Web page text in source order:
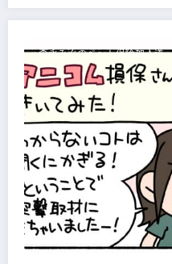
森永みぐのペット保険加入道